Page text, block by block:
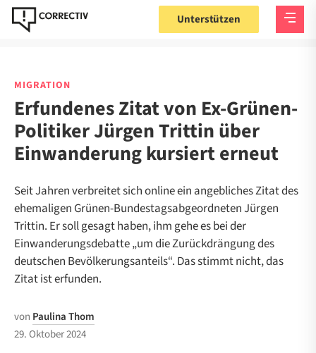
Unterstützen
MIGRATION
Erfundenes Zitat von Ex-Grünen-
Politiker Jürgen Trittin über
Einwanderung kursiert erneut
Seit Jahren verbreitet sich online ein angebliches Zitat des
ehemaligen Grünen-Bundestagsabgeordneten Jürgen
Trittin. Er soll gesagt haben, ihm gehe es bei der
Einwanderungsdebatte „um die Zurückdrängung des
deutschen Bevölkerungsanteils“. Das stimmt nicht, das
Zitat ist erfunden.
von Paulina Thom
29. Oktober 2024